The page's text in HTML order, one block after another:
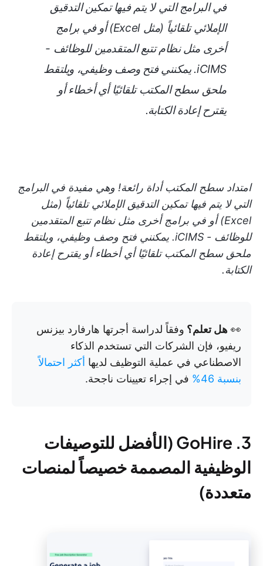
في البرامج التي لا يتم فيها تمكين التدقيق
الإملائي تلقائياً (مثل Excel) أو في برامج
أخرى مثل نظام تتبع المتقدمين للوظائف -
iCIMS. يمكنني فتح وصف وظيفي، ويلتقط
ملحق سطح المكتب تلقائيًا أي أخطاء أو
يقترح إعادة الكتابة.
امتداد سطح المكتب أداة رائعة! وهي مفيدة في البرامج
التي لا يتم فيها تمكين التدقيق الإملائي تلقائياً (مثل
Excel) أو في برامج أخرى مثل نظام تتبع المتقدمين
للوظائف - iCIMS. يمكنني فتح وصف وظيفي، ويلتقط
ملحق سطح المكتب تلقائيًا أي أخطاء أو يقترح إعادة
الكتابة.
👀 هل تعلم؟ وفقاً لدراسة أجرتها هارفارد بيزنس
ريفيو، فإن الشركات التي تستخدم الذكاء
الاصطناعي في عملية التوظيف لديها أكثر احتمالاً
بنسبة 46%
في إجراء تعيينات ناجحة.
3. GoHire (الأفضل للتوصيفات
الوظيفية المصممة خصيصاً لمنصات
متعددة)